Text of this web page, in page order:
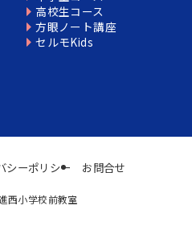
高校生コース
方眼ノート講座
セルモKids
シーポリシー お問合せ
西小学校前教室